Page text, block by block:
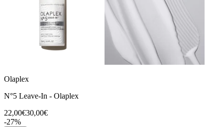
Olaplex
N°5 Leave-In - Olaplex
22,00€30,00€
-27%